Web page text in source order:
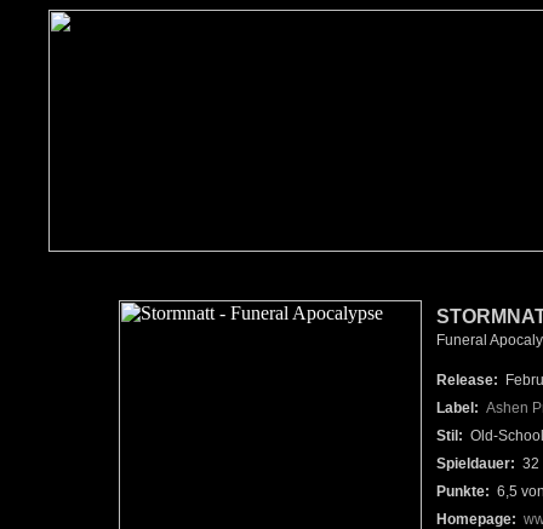
Funeral
Release:
Label: Ashen
Stil: Old-
Spieldauer: 32
Punkte: 6,5
Homepage: